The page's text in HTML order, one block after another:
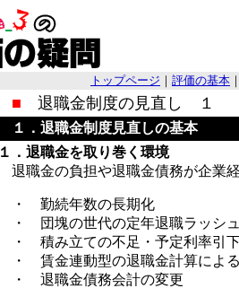
トップページ ｜ 評価の基本
■ 退職金制度の見直し １
１．退職金制度見直しの基本
１．退職金を取り巻く環境
退職金の負担や退職金債務が企業
・ 勤続年数の長期化
・ 団塊の世代の定年退職ラッシ
・ 積み立ての不足・予定利率引
・ 賃金連動型の退職金計算によ
・ 退職金債務会計の変更